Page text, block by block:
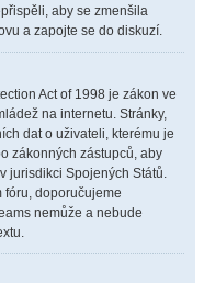
aby se zmenšila
a zapojte se do diskuzí.
Act of 1998 je zákon ve
na internetu. Stránky,
dat o uživateli, kterému je
zákonných zástupců, aby
jurisdikci Spojených Států.
fóru, doporučujeme
nemůže a nebude